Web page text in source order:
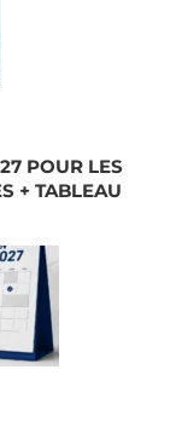
POUR LES
+ TABLEAU